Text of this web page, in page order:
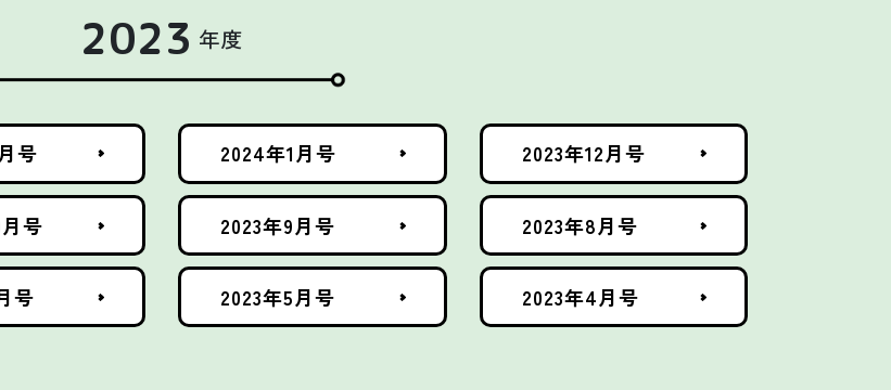
2023 年度
号 2024年1月号 2023年12月号
号 2023年9月号 2023年8月号
号 2023年5月号 2023年4月号